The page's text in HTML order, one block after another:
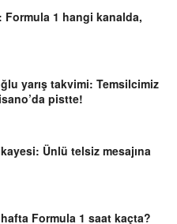
Formula 1 hangi kanalda,
yarış takvimi: Temsilcimiz
pistte!
Ünlü telsiz mesajına
Formula 1 saat kaçta?